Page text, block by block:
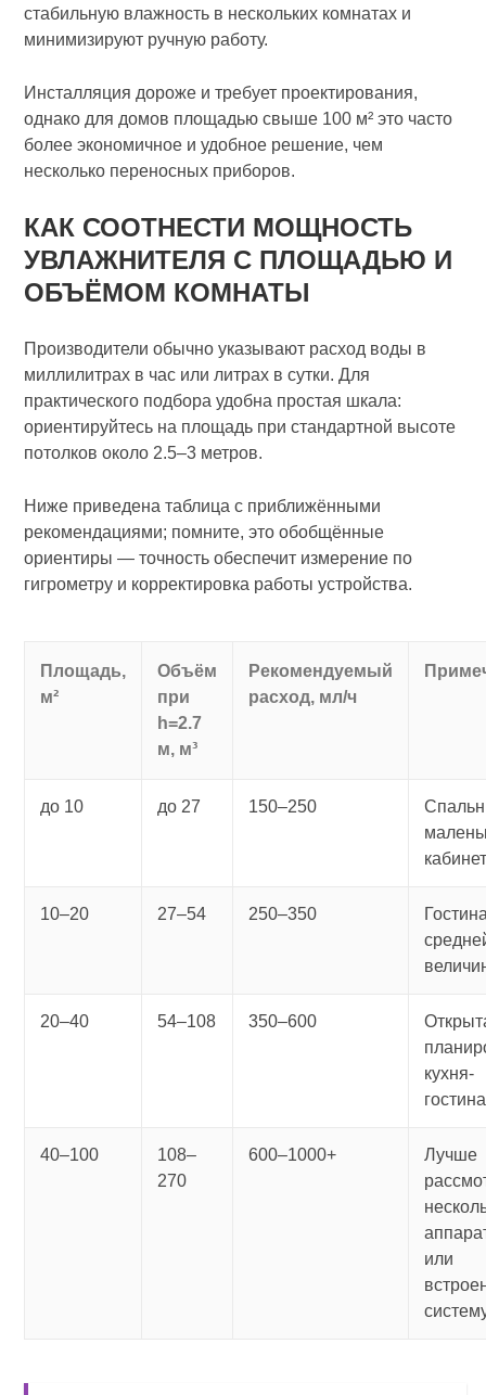
стабильную влажность в нескольких комнатах и
минимизируют ручную работу.
Инсталляция дороже и требует проектирования,
однако для домов площадью свыше 100 м² это часто
более экономичное и удобное решение, чем
несколько переносных приборов.
КАК СООТНЕСТИ МОЩНОСТЬ
УВЛАЖНИТЕЛЯ С ПЛОЩАДЬЮ И
ОБЪЁМОМ КОМНАТЫ
Производители обычно указывают расход воды в
миллилитрах в час или литрах в сутки. Для
практического подбора удобна простая шкала:
ориентируйтесь на площадь при стандартной высоте
потолков около 2.5–3 метров.
Ниже приведена таблица с приближёнными
рекомендациями; помните, это обобщённые
ориентиры — точность обеспечит измерение по
гигрометру и корректировка работы устройства.
Площадь,
м²
Объём
при
h=2.7
м, м³
Рекомендуемый
расход, мл/ч
до 10 до 27 150–250
10–20 27–54 250–350
20–40 54–108 350–600
кухня-
40–100
108–
270
600–1000+
Лучше
или